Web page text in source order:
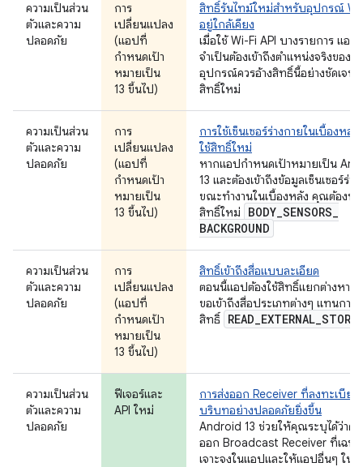
ความเป็นส่วน
ตัวและความ
ปลอดภัย
การ
เปลี่ยนแปลง
(แอปที่
กำหนดเป้า
หมายเป็น
13 ขึ้นไป)
สิทธิ์รันไทม์ใหม่สำหรับอุปกรณ์
อยู่ใกล้เคียง
เมื่อใช้ Wi-Fi API บางรายการ แอป
จำเป็นต้องเข้าถึงตำแหน่งจริงของ
อุปกรณ์ควรอ้างสิทธิ์นี้อย่างชัดเจนโ
สิทธิ์ใหม่
ความเป็นส่วน
ตัวและความ
ปลอดภัย
การ
เปลี่ยนแปลง
(แอปที่
กำหนดเป้า
หมายเป็น
13 ขึ้นไป)
การใช้เซ็นเซอร์ร่างกายในเบื้องหลัง
ใช้สิทธิ์ใหม่
หากแอปกำหนดเป้าหมายเป็น
13 และต้องเข้าถึงข้อมูลเซ็นเซอร์ร่า
ขณะทำงานในเบื้องหลัง คุณต้องปร
สิทธิ์ใหม่
BODY_SENSORS_
BACKGROUND
ความเป็นส่วน
ตัวและความ
ปลอดภัย
การ
เปลี่ยนแปลง
(แอปที่
กำหนดเป้า
หมายเป็น
13 ขึ้นไป)
สิทธิ์เข้าถึงสื่อแบบละเอียด
ตอนนี้แอปต้องใช้สิทธิ์แยกต่างหาก
ขอเข้าถึงสื่อประเภทต่างๆ แทนการ
สิทธิ์
READ_EXTERNAL_
ความเป็นส่วน
ตัวและความ
ปลอดภัย
ฟีเจอร์และ
API ใหม่
การส่งออก Receiver ที่ลงทะเบียน
บริบทอย่างปลอดภัยยิ่งขึ้น
Android 13 ช่วยให้คุณระบุได้ว่าคว
ออก Broadcast Receiver ที่เฉพา
เจาะจงในแอปและให้แอปอื่นๆ ใน